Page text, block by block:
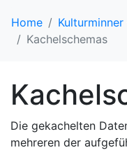
Home
Kachelschemas
Die gekachelten
mehreren der